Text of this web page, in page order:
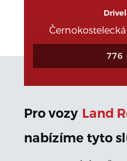
776
Pro vozy Land
nabízíme tyto